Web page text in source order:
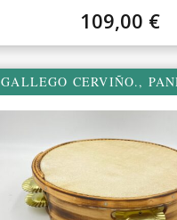
109,00 €
GALLEGO CERVIÑO.,